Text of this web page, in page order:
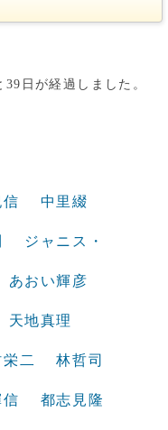
日が経過しました。
中里綴
ジャニス・
あおい輝彦
天地真理
栄二 林哲司
都志見隆